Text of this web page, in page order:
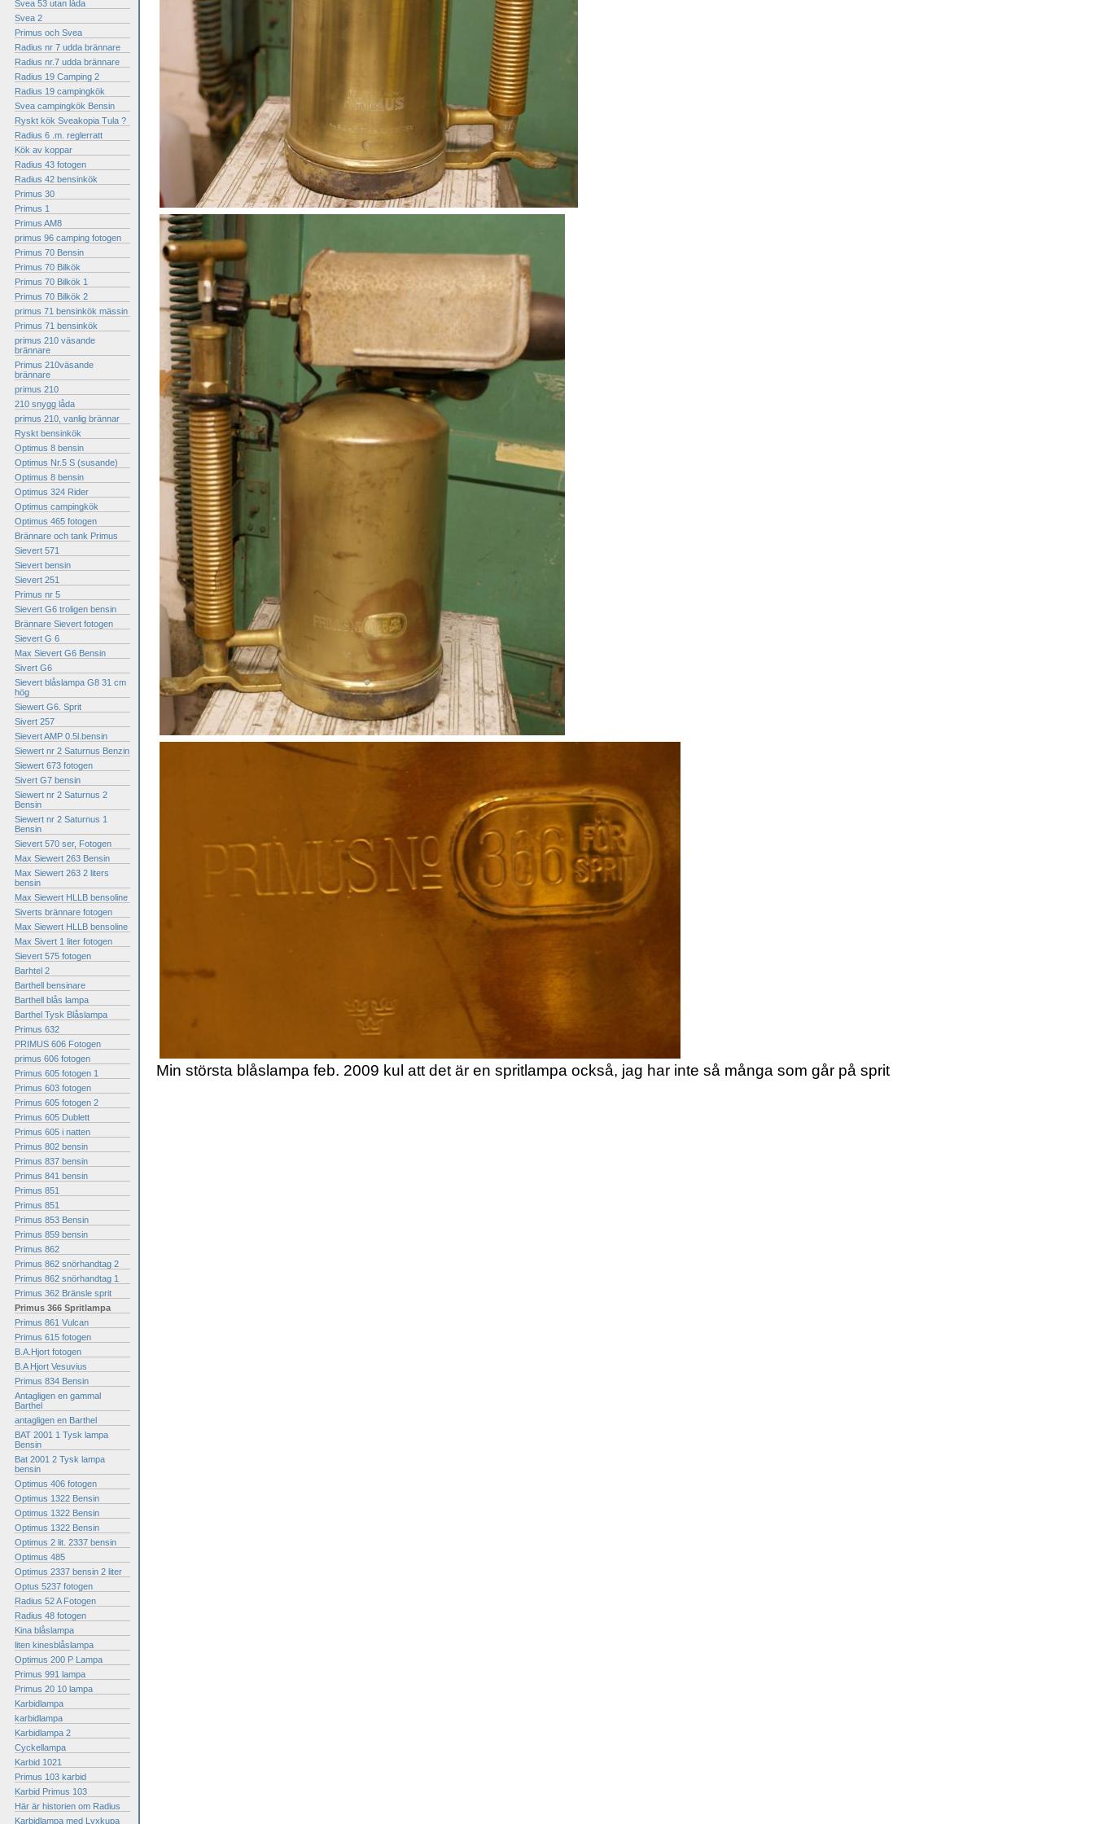
Svea 53 utan låda
Svea 2
Primus och Svea
Radius nr 7 udda brännare
Radius nr.7 udda brännare
Radius 19 Camping 2
Radius 19 campingkök
Svea campingkök Bensin
Ryskt kök Sveakopia Tula ?
Radius 6 .m. reglerratt
Kök av koppar
Radius 43 fotogen
Radius 42 bensinkök
Primus 30
Primus 1
Primus AM8
primus 96 camping fotogen
Primus 70 Bensin
Primus 70 Bilkök
Primus 70 Bilkök 1
Primus 70 Bilkök 2
primus 71 bensinkök mässin
Primus 71 bensinkök
primus 210 väsande
brännare
Primus 210väsande
brännare
primus 210
210 snygg låda
primus 210, vanlig brännar
Ryskt bensinkök
Optimus 8 bensin
Optimus Nr.5 S (susande)
Optimus 8 bensin
Optimus 324 Rider
Optimus campingkök
Optimus 465 fotogen
Brännare och tank Primus
Sievert 571
Sievert bensin
Sievert 251
Primus nr 5
Sievert G6 troligen bensin
Brännare Sievert fotogen
Sievert G 6
Max Sievert G6 Bensin
Sivert G6
Sievert blåslampa G8 31 cm
hög
Siewert G6. Sprit
Sivert 257
Sievert AMP 0.5l.bensin
Siewert nr 2 Saturnus Benzin
Siewert 673 fotogen
Sivert G7 bensin
Siewert nr 2 Saturnus 2
Bensin
Siewert nr 2 Saturnus 1
Bensin
Sievert 570 ser, Fotogen
Max Siewert 263 Bensin
Max Siewert 263 2 liters
bensin
Max Siewert HLLB bensoline
Siverts brännare fotogen
Max Siewert HLLB bensoline
Max Sivert 1 liter fotogen
Sievert 575 fotogen
Barhtel 2
Barthell bensinare
Barthell blås lampa
Barthel Tysk Blåslampa
Primus 632
PRIMUS 606 Fotogen
primus 606 fotogen
Primus 605 fotogen 1
Primus 603 fotogen
Primus 605 fotogen 2
Primus 605 Dublett
Primus 605 i natten
Primus 802 bensin
Primus 837 bensin
Primus 841 bensin
Primus 851
Primus 851
Primus 853 Bensin
Primus 859 bensin
Primus 862
Primus 862 snörhandtag 2
Primus 862 snörhandtag 1
Primus 362 Bränsle sprit
Primus 366 Spritlampa
Primus 861 Vulcan
Primus 615 fotogen
B.A.Hjort fotogen
B.A Hjort Vesuvius
Primus 834 Bensin
Antagligen en gammal
Barthel
antagligen en Barthel
BAT 2001 1 Tysk lampa
Bensin
Bat 2001 2 Tysk lampa
bensin
Optimus 406 fotogen
Optimus 1322 Bensin
Optimus 1322 Bensin
Optimus 1322 Bensin
Optimus 2 lit. 2337 bensin
Optimus 485
Optimus 2337 bensin 2 liter
Optus 5237 fotogen
Radius 52 A Fotogen
Radius 48 fotogen
Kina blåslampa
liten kinesblåslampa
Optimus 200 P Lampa
Primus 991 lampa
Primus 20 10 lampa
Karbidlampa
karbidlampa
Karbidlampa 2
Cyckellampa
Karbid 1021
Primus 103 karbid
Karbid Primus 103
Här är historien om Radius
Karbidlampa med Lyxkupa
Min största blåslampa feb. 2009 kul att det är en spritlampa också, jag har inte så många som går på sprit